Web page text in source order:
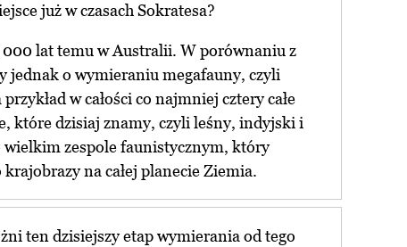
już w czasach Sokratesa?
000 lat temu w Australii. W porównaniu z
jednak o wymieraniu megafauny, czyli
w całości co najmniej cztery całe
które dzisiaj znamy, czyli leśny, indyjski i
wielkim zespole faunistycznym, który
krajobrazy na całej planecie Ziemia.
ten dzisiejszy etap wymierania od tego